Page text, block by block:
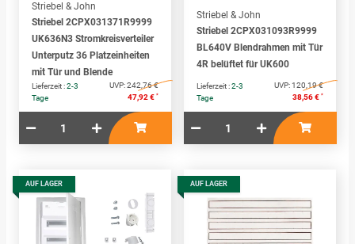
Striebel & John
Striebel 2CPX031371R9999
UK636N3 Stromkreisverteiler
Unterputz 36 Platzeinheiten
mit Tür und Blende
Lieferzeit :2-3
Tage
UVP:242,76 €
47,92 € *
Striebel & John
Striebel 2CPX031093R9999
BL640V Blendrahmen mit Tür
4R belüftet für UK600
Lieferzeit :2-3
Tage
UVP:120,19 €
38,56 € *
AUF LAGER AUF LAGER